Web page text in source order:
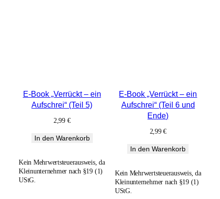
E-Book „Verrückt – ein
Aufschrei“ (Teil 5)
2,99 €
In den Warenkorb
Kein Mehrwertsteuerausweis, da
Kleinunternehmer nach §19 (1)
UStG.
E-Book „Verrückt – ein
Aufschrei“ (Teil 6 und
Ende)
2,99€
In den Warenkorb
Kein Mehrwertsteuerausweis, da
Kleinunternehmer nach §19 (1)
UStG.